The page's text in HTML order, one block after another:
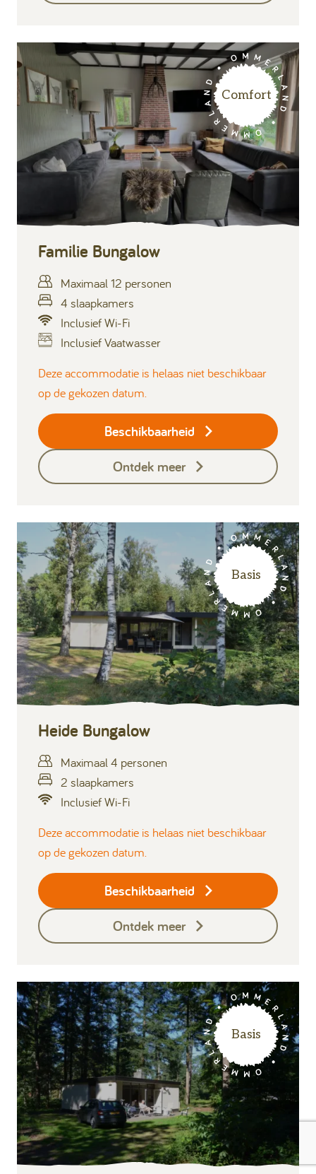
Comfort
Familie Bungalow
Maximaal 12 personen
4 slaapkamers
Inclusief Wi-Fi
Inclusief Vaatwasser
Deze accommodatie is helaas niet beschikbaar
op de gekozen datum.
Beschikbaarheid
Ontdek meer
Basis
Heide Bungalow
Maximaal 4 personen
2 slaapkamers
Inclusief Wi-Fi
Deze accommodatie is helaas niet beschikbaar
op de gekozen datum.
Beschikbaarheid
Ontdek meer
Basis